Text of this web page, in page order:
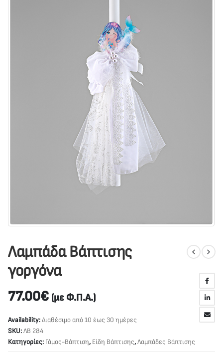
Λαμπάδα Βάπτισης
γοργόνα
77.00€ (με Φ.Π.Α.)
Availability:Διαθέσιμο από 10 έως 30 ημέρες
SKU:ΛΒ 284
Κατηγορίες: Γάμος-Βάπτιση, Είδη Βάπτισης,Λαμπάδες Βάπτισης